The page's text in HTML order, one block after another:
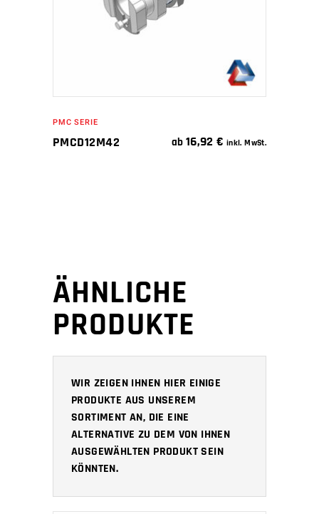
PMC SERIE
PMCD12M42 ab 16,92€ inkl. MwSt.
ÄHNLICHE
PRODUKTE
WIR ZEIGEN IHNEN HIER EINIGE
PRODUKTE AUS UNSEREM
SORTIMENT AN, DIE EINE
ALTERNATIVE ZU DEM VON IHNEN
AUSGEWÄHLTEN PRODUKT SEIN
KÖNNTEN.